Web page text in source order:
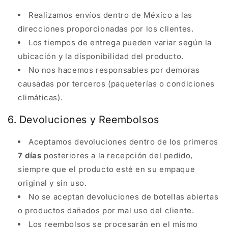
Realizamos envíos dentro de México a las
direcciones proporcionadas por los clientes.
Los tiempos de entrega pueden variar según la
ubicación y la disponibilidad del producto.
No nos hacemos responsables por demoras
causadas por terceros (paqueterías o condiciones
climáticas).
6. Devoluciones y Reembolsos
Aceptamos devoluciones dentro de los primeros
7 días posteriores a la recepción del pedido,
siempre que el producto esté en su empaque
original y sin uso.
No se aceptan devoluciones de botellas abiertas
o productos dañados por mal uso del cliente.
Los reembolsos se procesarán en el mismo